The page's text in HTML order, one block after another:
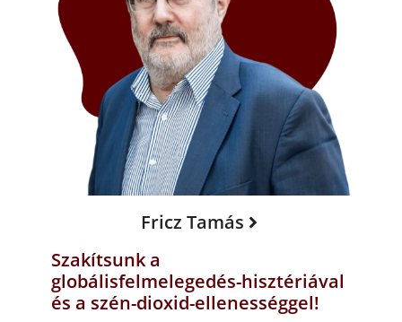
Fricz Tamás
Szakítsunk a
globálisfelmelegedés-hisztériával
és a szén-dioxid-ellenességgel!